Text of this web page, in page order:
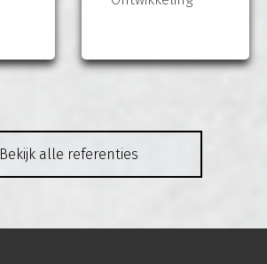
Bekijk alle referenties